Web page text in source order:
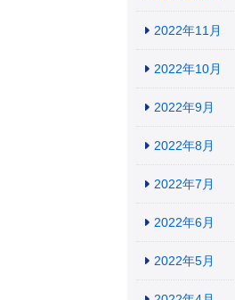
2022年11月
2022年10月
2022年9月
2022年8月
2022年7月
2022年6月
2022年5月